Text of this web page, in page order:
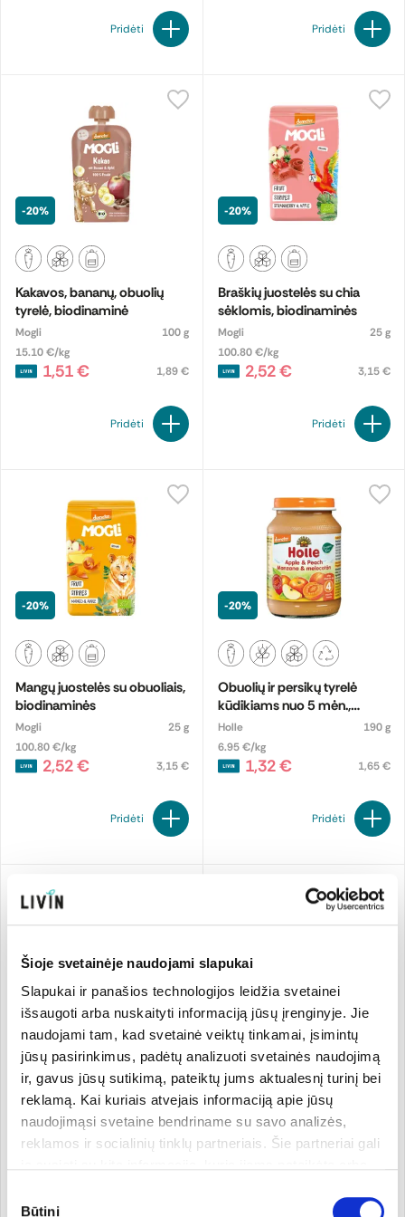
Šioje svetainėje naudojami slapukai
Slapukai ir panašios technologijos leidžia svetainei
išsaugoti arba nuskaityti informaciją jūsų įrenginyje. Jie
naudojami tam, kad svetainė veiktų tinkamai, įsimintų
jūsų pasirinkimus, padėtų analizuoti svetainės naudojimą
ir, gavus jūsų sutikimą, pateiktų jums aktualesnį turinį bei
reklamą. Kai kuriais atvejais informaciją apie jūsų
naudojimąsi svetaine bendriname su savo analizės,
reklamos ir socialinių tinklų partneriais. Šie partneriai gali
pasirinkti, su kuriomis slapukų kategorijomis sutinkate.
Būtini
Pridėti Pridėti
-20%
Kakavos, bananų, obuolių
tyrelė, biodinaminė
Mogli
100 g
15.10 €/kg
1,51 € 1,89 €
Pridėti
-20%
Braškių juostelės su chia
sėklomis, biodinaminės
Mogli
25 g
100.80 €/kg
2,52 € 3,15 €
Pridėti
-20%
Mangų juostelės su obuoliais,
biodinaminės
Mogli
25 g
100.80 €/kg
2,52 € 3,15 €
Pridėti
-20%
Obuolių ir persikų tyrelė
kūdikiams nuo 5 mėn.,
biodinaminė
Holle
190 g
6.95 €/kg
1,32 € 1,65 €
Pridėti
-20%
Obuolių ir slyvų tyrelė
kūdikiams nuo 6 mėn.,
biodinaminė
Holle
190 g
6.95 €/kg
-20%
Bulvių, moliūgų ir cukinijų
tyrelė kūdikiams nuo 6 mėn.,
biodinaminė
Holle
7.37 €/kg
Pridėti